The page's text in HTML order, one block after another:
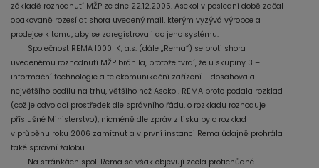
základě rozhodnutí MŽP ze dne 22.12.2005. Asekol v poslední době začal
opakovaně rozesílat shora uvedený mail, kterým vyzývá výrobce a
prodejce k tomu, aby se zaregistrovali do jeho systému.
Společnost REMA 1000 IK, a.s. (dále „Rema“) se proti shora
uvedenému rozhodnutí MŽP bránila, protože tvrdí, že u skupiny 3 –
informační technologie a telekomunikační zařízení – dosahovala
největšího podílu na trhu, většího než Asekol. REMA proto podala rozklad
(což je odvolací prostředek dle správního řádu, o rozkladu rozhoduje
příslušné Ministerstvo), nicméně dle zpráv z tisku bylo rozklad
v průběhu roku 2006 zamítnut a v první instanci Rema údajně prohrála
také správní žalobu.
Na stránkách spol. Rema se však objevují zcela protichůdné